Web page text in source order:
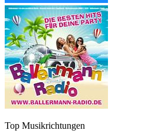
Top Musikrichtungen